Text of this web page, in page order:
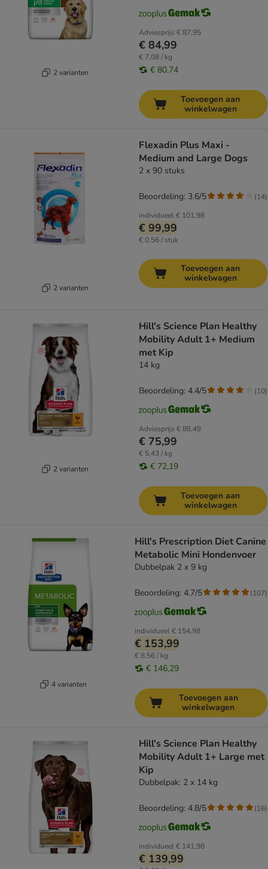
2 varianten
Adviesprijs € 87,95
€ 84,99
€ 7,08 / kg
€ 80,74
Toevoegen aan
winkelwagen
2 varianten
Flexadin Plus Maxi -
Medium and Large Dogs
2 x 90 stuks
individueel€ 101,98
€ 99,99
€ 0,56 / stuk
Beoordeling: 3.6/5 (14)
Toevoegen aan
winkelwagen
2 varianten
Hill's Science Plan Healthy
Mobility Adult 1+ Medium
met Kip
14 kg
Adviesprijs € 88,49
€ 75,99
€ 5,43 / kg
€ 72,19
Beoordeling: 4.4/5 (10)
Toevoegen aan
winkelwagen
4 varianten
Hill's Prescription Diet Canine
Metabolic Mini Hondenvoer
Dubbelpak 2 x 9 kg
individueel€ 154,98
€ 153,99
€ 8,56 / kg
€ 146,29
Beoordeling: 4.7/5 (107)
Toevoegen aan
winkelwagen
Hill's Science Plan Healthy
Mobility Adult 1+ Large met
Kip
Dubbelpak: 2 x 14 kg
individueel€ 141,98
€ 139,99
Beoordeling: 4.8/5 (16)